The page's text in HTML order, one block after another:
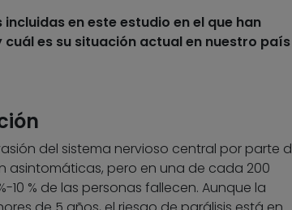
en este estudio en el que han
es su situación actual en nuestro país
del sistema nervioso central por parte
asintomáticas, pero en una de cada 200
10 % de las personas fallecen. Aunque la